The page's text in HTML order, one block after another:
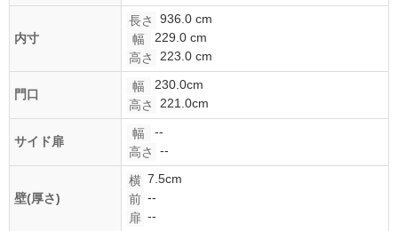
内寸
長さ
936.0 cm
幅
229.0 cm
高さ
223.0 cm
門口
幅
230.0cm
高さ
221.0cm
サイド扉
幅
--
高さ
--
壁(厚さ)
横 7.5cm
前 --
扉 --